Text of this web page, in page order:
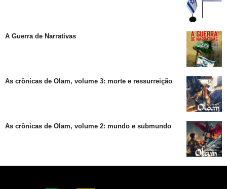
A Guerra de Narrativas
As crônicas de Olam, volume 3: morte e ressurreição
As crônicas de Olam, volume 2: mundo e submundo